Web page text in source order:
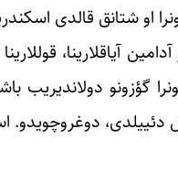
او شتانق قالدی
آیاقلارینا،
گؤزونو
دوغروچویدو.